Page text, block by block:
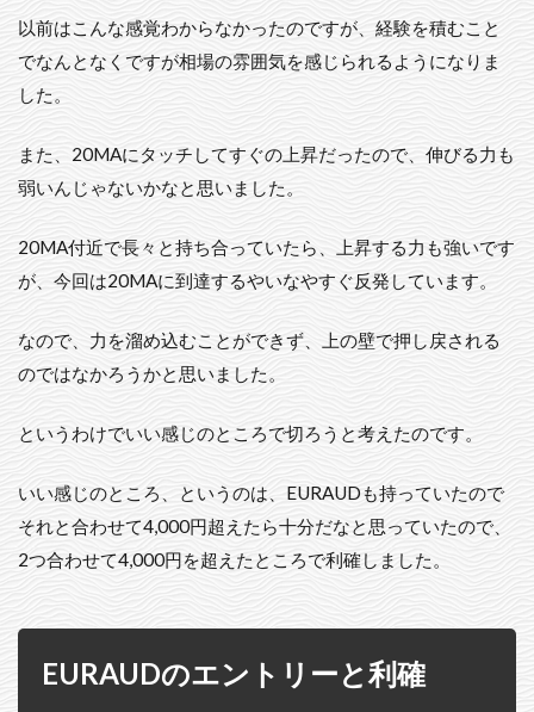
以前はこんな感覚わからなかったのですが、経験を積むこと
でなんとなくですが相場の雰囲気を感じられるようになりま
した。
また、20MAにタッチしてすぐの上昇だったので、伸びる力も
弱いんじゃないかなと思いました。
20MA付近で長々と持ち合っていたら、上昇する力も強いです
が、今回は20MAに到達するやいなやすぐ反発しています。
なので、力を溜め込むことができず、上の壁で押し戻される
のではなかろうかと思いました。
というわけでいい感じのところで切ろうと考えたのです。
いい感じのところ、というのは、EURAUDも持っていたので
それと合わせて4,000円超えたら十分だなと思っていたので、
2つ合わせて4,000円を超えたところで利確しました。
EURAUDのエントリーと利確